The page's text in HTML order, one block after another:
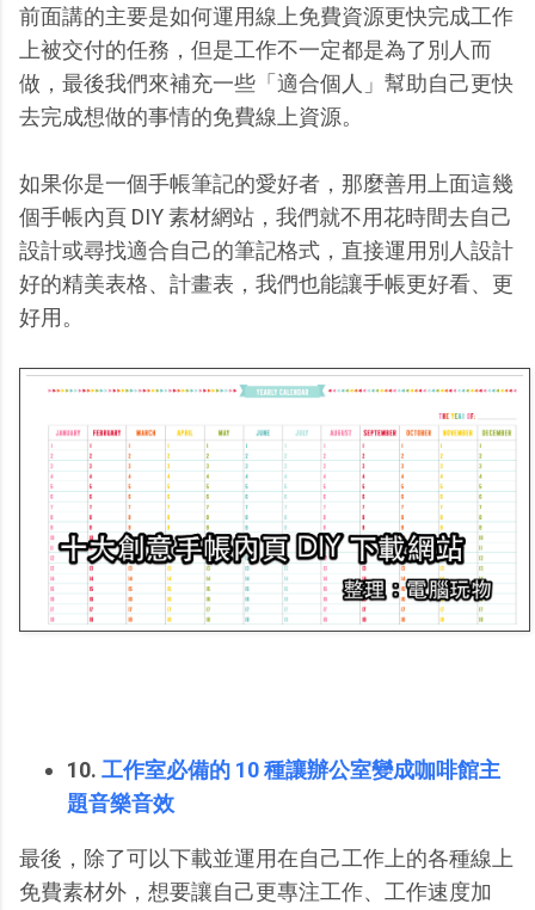
前面講的主要是如何運用線上免費資源更快完成工作
上被交付的任務，但是工作不一定都是為了別人而
做，最後我們來補充一些「適合個人」幫助自己更快
去完成想做的事情的免費線上資源。
如果你是一個手帳筆記的愛好者，那麼善用上面這幾
個手帳內頁 DIY 素材網站，我們就不用花時間去自己
設計或尋找適合自己的筆記格式，直接運用別人設計
好的精美表格、計畫表，我們也能讓手帳更好看、更
好用。
10. 工作室必備的 10 種讓辦公室變成咖啡館主
題音樂音效
最後，除了可以下載並運用在自己工作上的各種線上
免費素材外，想要讓自己更專注工作、工作速度加